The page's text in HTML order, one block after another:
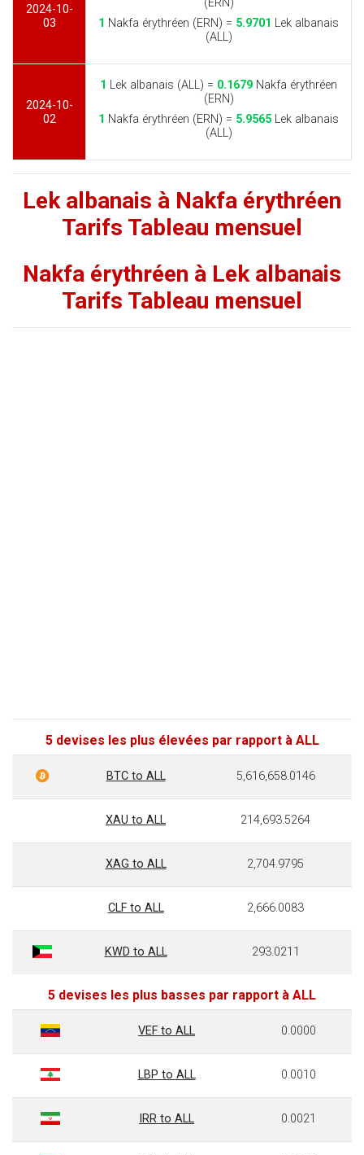
2024-10-
03
(ERN)
1 Nakfa érythréen (ERN) = 5.9701 Lek albanais
(ALL)
2024-10-
02
1 Lek albanais (ALL) = 0.1679 Nakfa érythréen
(ERN)
1 Nakfa érythréen (ERN) = 5.9565 Lek albanais
(ALL)
Lek albanais à Nakfa érythréen
Tarifs Tableau mensuel
Nakfa érythréen à Lek albanais
Tarifs Tableau mensuel
5 devises les plus élevées par rapport à ALL
BTC to ALL 5,616,658.0146
XAU to ALL 214,693.5264
XAG to ALL 2,704.9795
CLF to ALL 2,666.0083
KWD to ALL 293.0211
5 devises les plus basses par rapport à ALL
VEF to ALL 0.0000
LBP to ALL 0.0010
IRR to ALL 0.0021